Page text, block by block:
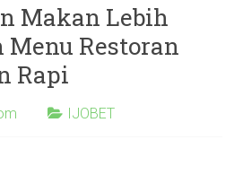
Makan Lebih
Menu Restoran
Rapi
IJOBET